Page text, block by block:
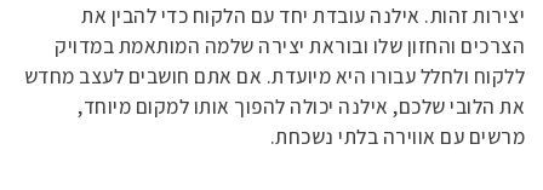
יצירות זהות. אילנה עובדת יחד עם הלקוח כדי להבין את
הצרכים והחזון שלו ובוראת יצירה שלמה המותאמת במדויק
ללקוח ולחלל עבורו היא מיועדת. אם אתם חושבים לעצב מחדש
את הלובי שלכם, אילנה יכולה להפוך אותו למקום מיוחד,
מרשים עם אווירה בלתי נשכחת.